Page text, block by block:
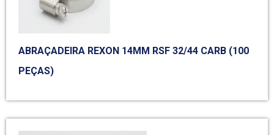
ABRAÇADEIRA REXON 14MM RSF 32/44 CARB (100
PEÇAS)